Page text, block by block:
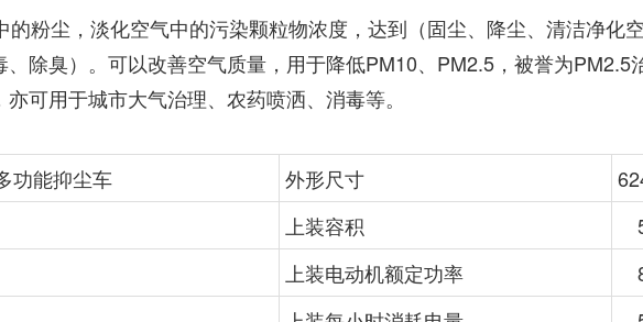
尘，淡化空气中的污染颗粒物浓度，达到（固尘、降尘、清洁净化
除臭）。可以改善空气质量，用于降低PM10、PM2.5，被誉为PM2.5
可用于城市大气治理、农药喷洒、消毒等。
功能抑尘车 外形尺寸
上装容积
上装电动机额定功率